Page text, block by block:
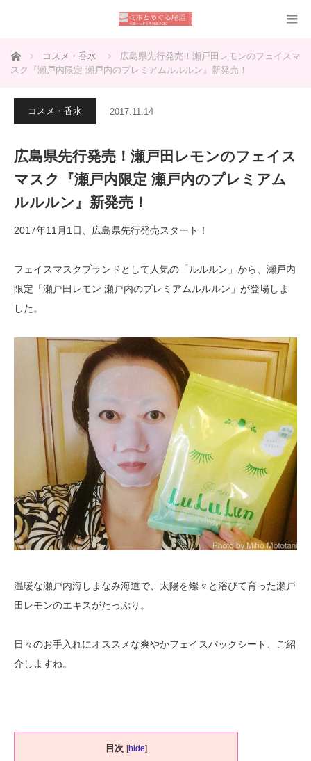
ホーム コスメ・香水
広島県先行発売！瀬戸田レモンのフェイスマ
スク『瀬戸内限定 瀬戸内のプレミアムルルルン』新発売！
コスメ・香水 2017.11.14
広島県先行発売！瀬戸田レモンのフェイス
マスク『瀬戸内限定 瀬戸内のプレミアム
ルルルン』新発売！
2017年11月1日、広島県先行発売スタート！
フェイスマスクブランドとして人気の「ルルルン」から、瀬戸内
限定「瀬戸田レモン 瀬戸内のプレミアムルルルン」が登場しま
した。
温暖な瀬戸内海しまなみ海道で、太陽を燦々と浴びて育った瀬戸
田レモンのエキスがたっぷり。
日々のお手入れにオススメな爽やかフェイスパックシート、ご紹
介しますね。
目次 [hide]